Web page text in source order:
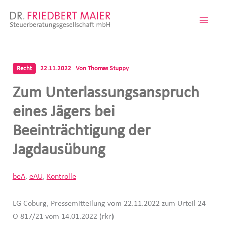
Inhalt
Recht 22.11.2022 Von Thomas Stuppy
Zum Unterlassungsanspruch
eines Jägers bei
Beeinträchtigung der
Jagdausübung
beA, eAU, Kontrolle
LG Coburg, Pressemitteilung vom 22.11.2022 zum Urteil 24
O 817/21 vom 14.01.2022 (rkr)